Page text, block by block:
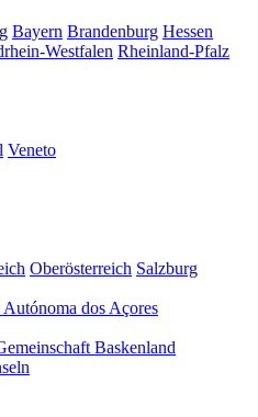
Bayern Brandenburg Hessen
Westfalen Rheinland-Pfalz
Veneto
Oberösterreich Salzburg
Autónoma dos Açores
Baskenland